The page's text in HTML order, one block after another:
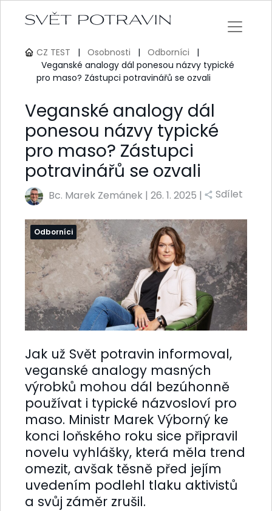
CZ TEST | Osobnosti | Odborníci
|
Veganské analogy dál ponesou názvy typické
pro maso? Zástupci potravinářů se ozvali
Veganské analogy dál
ponesou názvy typické
pro maso? Zástupci
potravinářů se ozvali
Bc. Marek Zemánek | 26. 1. 2025 | Sdílet
Odborníci
Jak už Svět potravin informoval,
veganské analogy masných
výrobků mohou dál bezúhonně
používat i typické názvosloví pro
maso. Ministr Marek Výborný ke
konci loňského roku sice připravil
novelu vyhlášky, která měla trend
omezit, avšak těsně před jejím
uvedením podlehl tlaku aktivistů
a svůj záměr zrušil.